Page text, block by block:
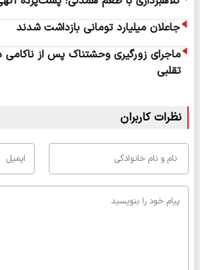
جاعلان میلیارد تومانی بازداشت شدند
ماجرای زورگیری وحشتناک پس از ناکامی
تقلبی
نظرات کاربران